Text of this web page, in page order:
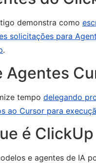
demonstra como
solicitações para
.
Agentes
tempo delegando
ao Cursor para
é
e agentes de IA